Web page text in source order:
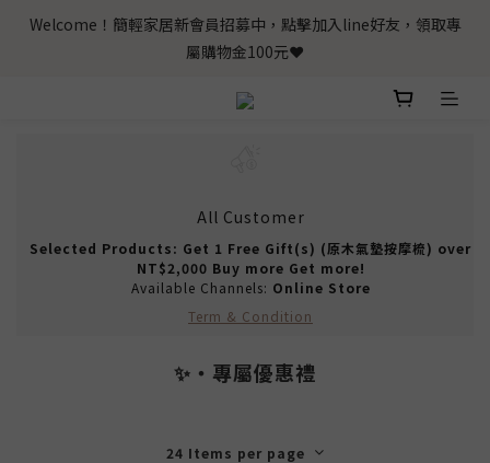
Welcome！簡輕家居新會員招募中，點擊加入line好友，領取專
屬購物金100元❤️
All Customer
Selected Products: Get 1 Free Gift(s) (原木氣墊按摩梳) over
NT$2,000 Buy more Get more!
Available Channels: Online Store
Term & Condition
✨‧專屬優惠禮
24 Items per page